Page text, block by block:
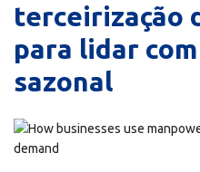
terceirização
para lidar
sazonal